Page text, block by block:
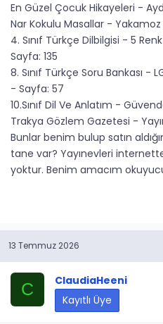
En Güzel Çocuk Hikayeleri -
Nar Kokulu Masallar - Yakamoz
4. Sınıf Türkçe Dilbilgisi - 5 Renk
Sayfa: 135
8. Sınıf Türkçe Soru Bankası -
- Sayfa: 57
10.Sınıf Dil Ve Anlatım -
Trakya Gözlem Gazetesi -
Bunlar benim bulup satın
tane var? Yayınevleri
yoktur. Benim amacım
13 Temmuz 2026
C
ClaudiaHeeni
Kayıtlı Üye